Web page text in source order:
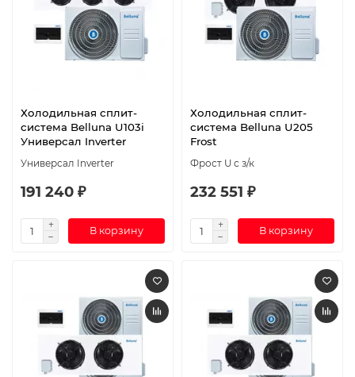
Холодильная сплит-
система Belluna U103i
Универсал Inverter
Универсал Inverter
191 240 ₽
В корзину
Холодильная сплит-
система Belluna U205
Frost
Фрост U с з/к
232 551 ₽
В корзину